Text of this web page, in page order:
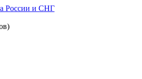
России и СНГ